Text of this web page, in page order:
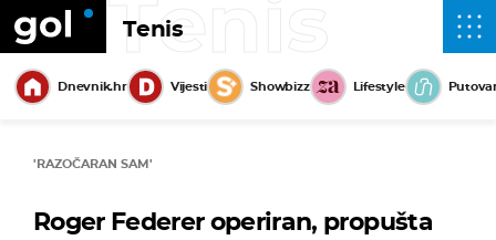
Tenis
Tenis
Dnevnik.hr Vijesti Showbizz Lifestyle
'RAZOČARAN SAM'
Roger Federer operiran, propušta